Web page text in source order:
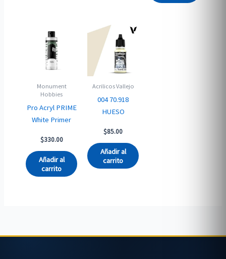
Monument
Hobbies
Pro Acryl PRIME
White Primer
$330.00
Añadir al
carrito
Acrilicos Vallejo
004 70.918
HUESO
$85.00
Añadir al
carrito